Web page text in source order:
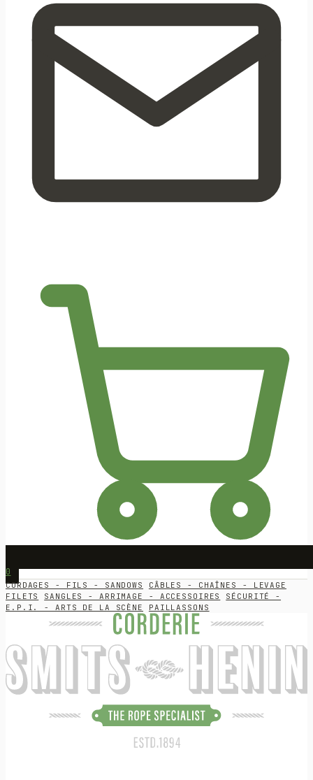
0
CORDAGES - FILS - SANDOWS
CÂBLES - CHAÎNES - LEVAGE
FILETS
SANGLES - ARRIMAGE - ACCESSOIRES
SÉCURITÉ -
E.P.I. - ARTS DE LA SCÈNE
PAILLASSONS